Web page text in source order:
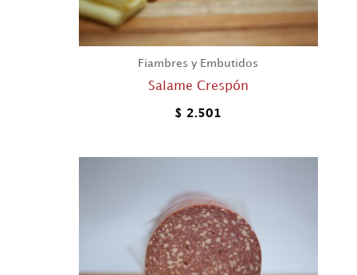
Fiambres y Embutidos
Salame Crespón
$ 2.501